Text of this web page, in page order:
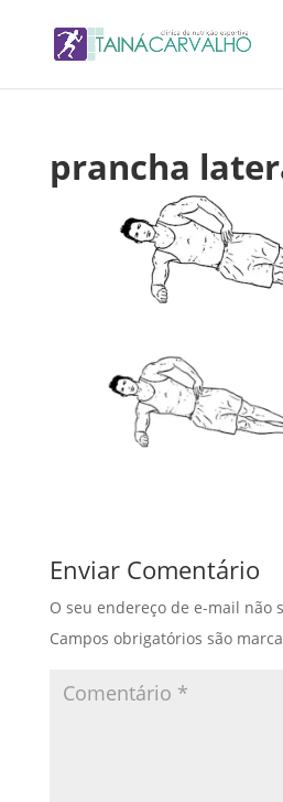
prancha
Enviar Comentário
O seu endereço de e-mail não
Campos obrigatórios são